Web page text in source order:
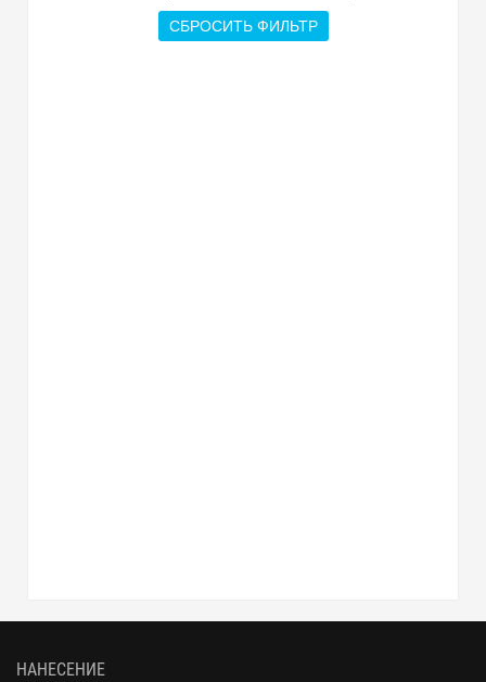
СБРОСИТЬ ФИЛЬТР
НАНЕСЕНИЕ